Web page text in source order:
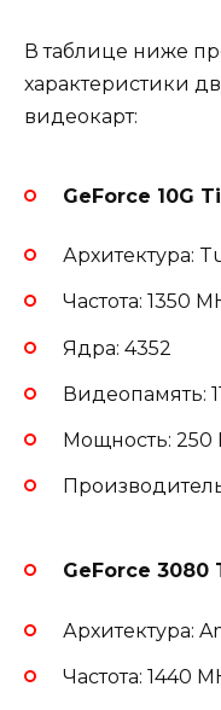
В таблице ниже
характеристики
видеокарт:
GeForce 10G
Архитектура:
Частота: 1350
Ядра: 4352
Видеопамять:
Мощность: 250
GeForce 3080
Архитектура:
Частота: 1440